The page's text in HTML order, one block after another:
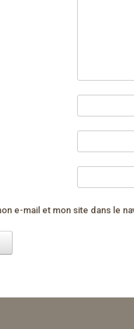
e-mail et mon site dans le